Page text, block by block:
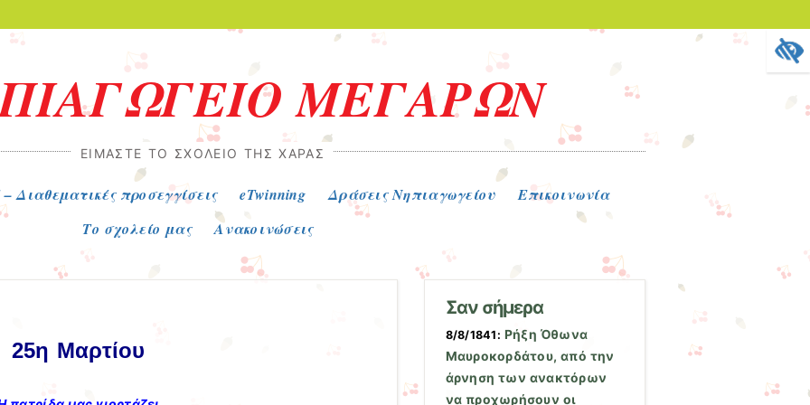
ΜΕΓΑΡΩΝ
ΕΊΜΑΣΤΕ ΤΟ ΣΧΟΛΕΙΟ ΤΗΣ ΧΑΡΆΣ
Διαθεματικές προσεγγίσεις eTwinning Δράσεις Νηπιαγωγείου
Επικοινωνία
Το σχολείο μας
Ανακοινώσεις
25η Μαρτίου
Σαν σήμερα
8/8/1841: Ρήξη Όθωνα 
Μαυροκορδάτου, από την
άρνηση των ανακτόρων
να προχωρήσουν οι